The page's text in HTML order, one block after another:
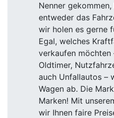
Nenner
entweder das
wir holen es gerne
Egal, welches
verkaufen möchten
Oldtimer,
auch Unfallautos –
Wagen ab. Die
Marken! Mit
wir Ihnen faire